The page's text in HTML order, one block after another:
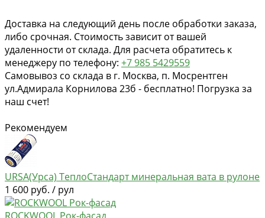
Доставка на следующий день после обработки заказа,
либо срочная. Стоимость зависит от вашей
удаленности от склада. Для расчета обратитесь к
менеджеру по телефону: +7 985 5429559
Самовывоз со склада в г. Москва, п. Мосрентген
ул.Адмирала Корнилова 23б - бесплатно! Погрузка за
наш счет!
Рекомендуем
URSA(Урса) ТеплоСтандарт минеральная вата в рулоне
1 600 руб. / рул